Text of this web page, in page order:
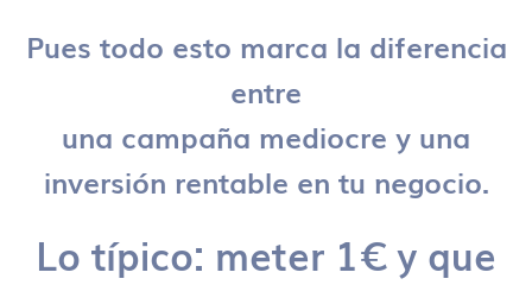
Pues todo esto marca la diferencia
entre
una campaña mediocre y una
inversión rentable en tu negocio.
Lo típico: meter 1€ y que